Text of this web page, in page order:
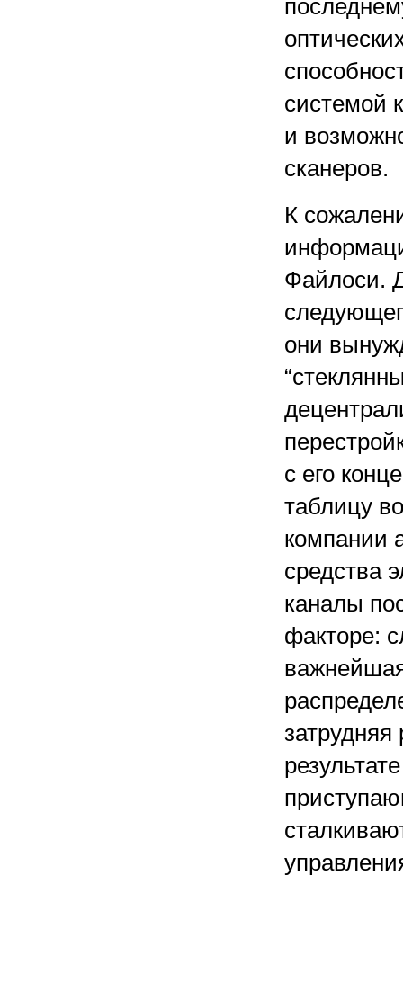
системой
и
сканеров.
К
Файлоси.
они
с его
таблицу
компании
средства
каналы
факторе: